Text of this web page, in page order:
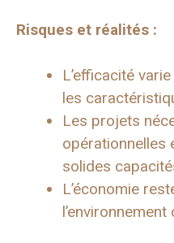
Risques et réalités :
L’efficacité
les
Les projets
opérationnelles
solides
L’économie